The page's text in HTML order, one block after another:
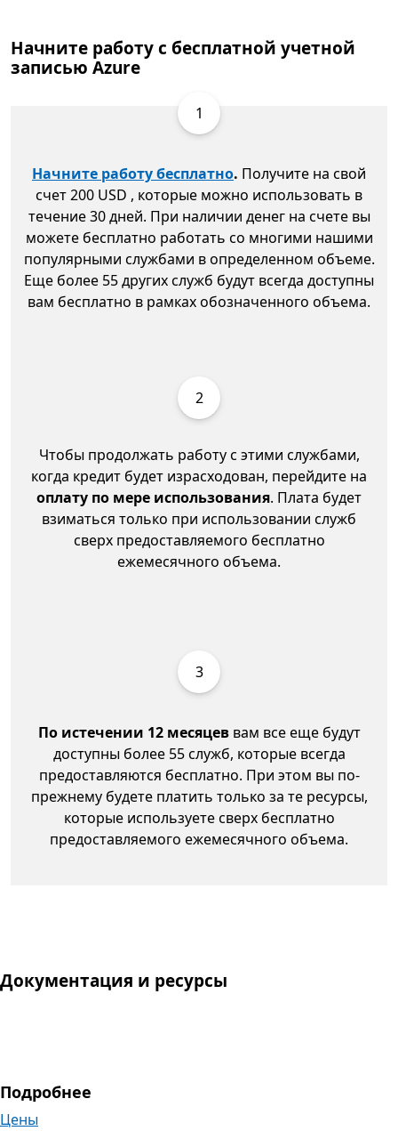
Начните работу с бесплатной учетной
записью Azure
1
Начните работу бесплатно. Получите на свой
счет 200 USD , которые можно использовать в
течение 30 дней. При наличии денег на счете вы
можете бесплатно работать со многими нашими
популярными службами в определенном объеме.
Еще более 55 других служб будут всегда доступны
вам бесплатно в рамках обозначенного объема.
2
Чтобы продолжать работу с этими службами,
когда кредит будет израсходован, перейдите на
оплату по мере использования. Плата будет
взиматься только при использовании служб
сверх предоставляемого бесплатно
ежемесячного объема.
3
По истечении 12 месяцеввам все еще будут
доступны более 55 служб, которые всегда
предоставляются бесплатно. При этом вы по-
прежнему будете платить только за те ресурсы,
которые используете сверх бесплатно
предоставляемого ежемесячного объема.
Документация и ресурсы
Подробнее
Цены